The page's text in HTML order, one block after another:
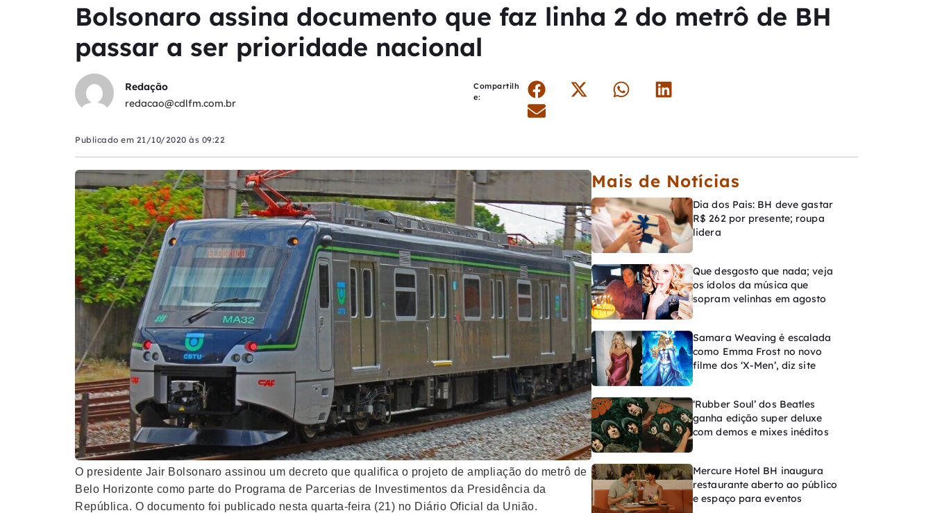
Bolsonaro assina documento que faz linha 2 do metrô de BH
passar a ser prioridade nacional
Redação
redacao@cdlfm.com.br
Compartilh
e:
Publicado em 21/10/2020 às 09:22
O presidente Jair Bolsonaro assinou um decreto que qualifica o projeto de ampliação do metrô de
Belo Horizonte como parte do Programa de Parcerias de Investimentos da Presidência da
República. O documento foi publicado nesta quarta-feira (21) no Diário Oficial da União.
Mais de Notícias
Dia dos Pais: BH deve gastar
R$ 262 por presente; roupa
lidera
Que desgosto que nada; veja
os ídolos da música que
sopram velinhas em agosto
Samara Weaving é escalada
como Emma Frost no novo
filme dos ‘X-Men’, diz site
‘Rubber Soul’ dos Beatles
ganha edição super deluxe
com demos e mixes inéditos
Mercure Hotel BH inaugura
restaurante aberto ao público
e espaço para eventos